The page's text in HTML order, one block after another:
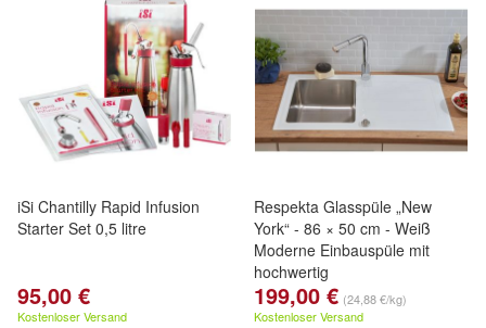
iSi Chantilly Rapid Infusion
Starter Set 0,5 litre
95,00 €
Kostenloser Versand
Respekta Glasspüle „New
York“ - 86 × 50 cm - Weiß
Moderne Einbauspüle mit
hochwertig
199,00 € (24,88 €/kg)
Kostenloser Versand